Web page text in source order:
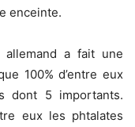
enceinte.
allemand a fait une
100% d’entre eux
dont 5 importants.
eux les phtalates